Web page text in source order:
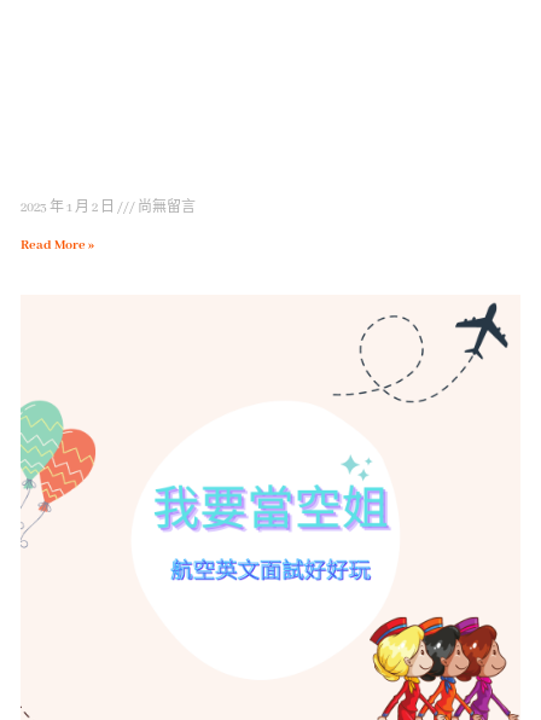
2023 年 1 月 2 日 尚無留言
Read More »